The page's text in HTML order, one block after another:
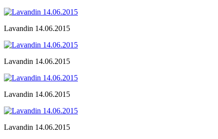
Lavandin 14.06.2015
Lavandin 14.06.2015
Lavandin 14.06.2015
Lavandin 14.06.2015